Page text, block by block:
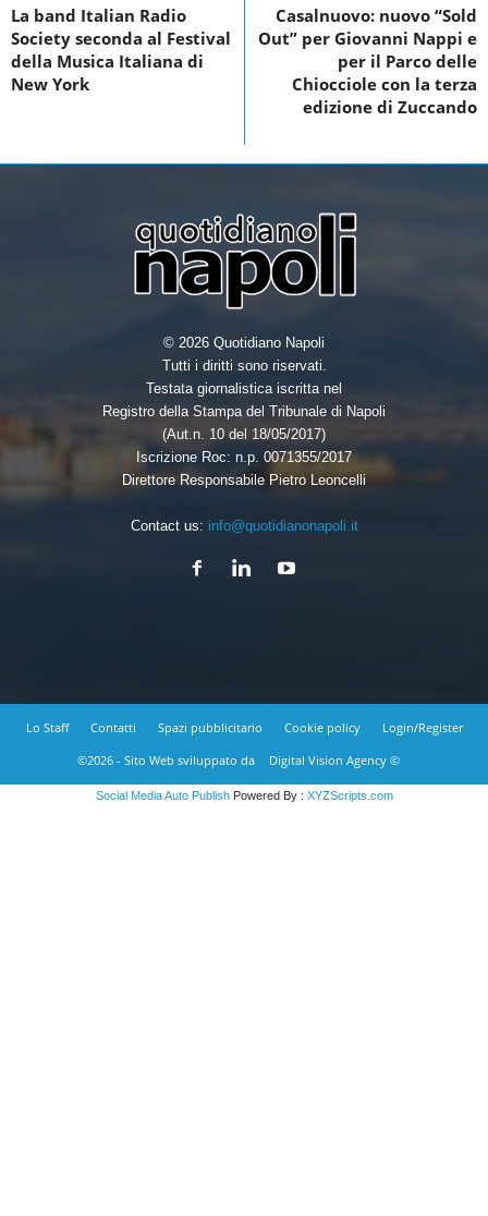
o
o
k
e
r
d
I
La band Italian Radio
Society seconda al Festival
della Musica Italiana di
New York
Casalnuovo: nuovo “Sold
Out” per Giovanni Nappi e
per il Parco delle
Chiocciole con la terza
edizione di Zuccando
© 2026 Quotidiano Napoli
Tutti i diritti sono riservati.
Testata giornalistica iscritta nel
Registro della Stampa del Tribunale di Napoli
(Aut.n. 10 del 18/05/2017)
Iscrizione Roc: n.p. 0071355/2017
Direttore Responsabile Pietro Leoncelli
Contact us: info@quotidianonapoli.it
Lo Staff Contatti Spazi pubblicitario Cookie policy
Login/Register
©2026 - Sito Web sviluppato da
Digital Vision Agency ©
Social Media Auto PublishPowered By : XYZScripts.com